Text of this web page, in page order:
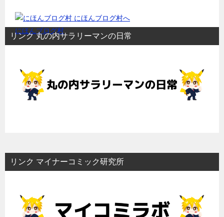
にほんブログ村
リンク 丸の内サラリーマンの日常
リンク マイナーコミック研究所